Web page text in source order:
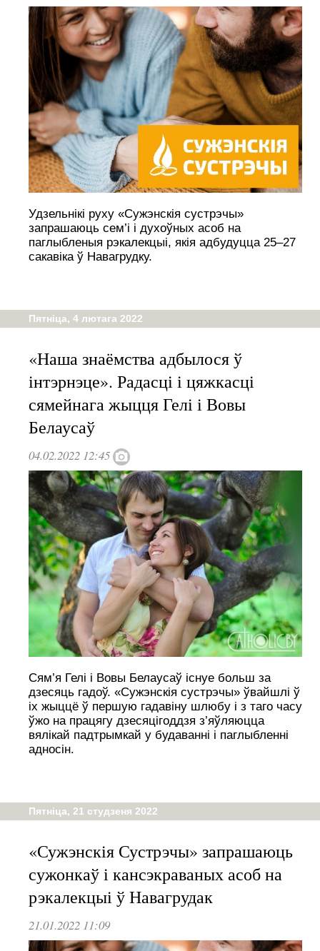
Удзельнікі руху «Сужэнскія сустрэчы»
запрашаюць сем’і і духоўных асоб на
паглыбленыя рэкалекцыі, якія адбудуцца 25–27
сакавіка ў Навагрудку.
Пятніца, 4 лютага 2022
«Наша знаёмства адбылося ў
інтэрнэце». Радасці і цяжкасці
сямейнага жыцця Гелі і Вовы
Белаусаў
04.02.2022 12:45
Сям’я Гелі і Вовы Белаусаў існуе больш за
дзесяць гадоў. «Сужэнскія сустрэчы» ўвайшлі ў
іх жыццё ў першую гадавіну шлюбу і з таго часу
ўжо на працягу дзесяцігоддзя з’яўляюцца
вялікай падтрымкай у будаванні і паглыбленні
адносін.
Пятніца, 21 студзеня 2022
«Сужэнскія Сустрэчы» запрашаюць
сужонкаў і кансэкраваных асоб на
рэкалекцыі ў Навагрудак
21.01.2022 11:09